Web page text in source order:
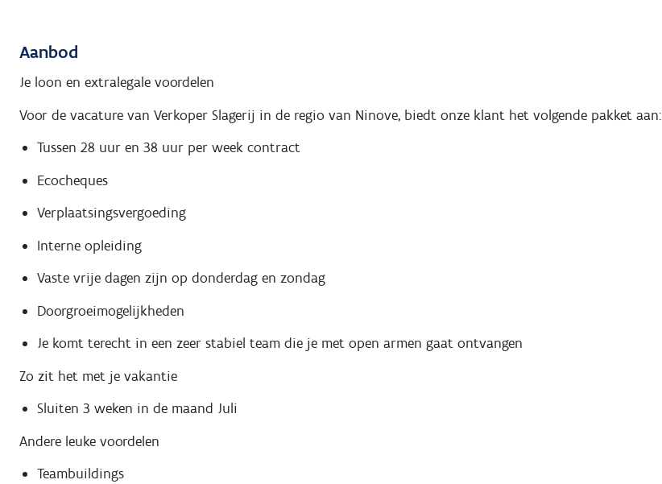
Aanbod
Je loon en extralegale voordelen
Voor de vacature van Verkoper Slagerij in de regio van Ninove, biedt onze klant het volgende pakket aan:
Tussen 28 uur en 38 uur per week contract
Ecocheques
Verplaatsingsvergoeding
Interne opleiding
Vaste vrije dagen zijn op donderdag en zondag
Doorgroeimogelijkheden
Je komt terecht in een zeer stabiel team die je met open armen gaat ontvangen
Zo zit het met je vakantie
Sluiten 3 weken in de maand Juli
Andere leuke voordelen
Teambuildings